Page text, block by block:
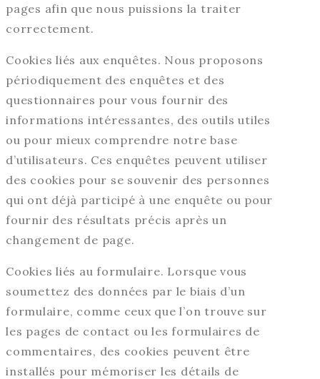
pages afin que nous puissions la traiter
correctement.
Cookies liés aux enquêtes. Nous proposons
périodiquement des enquêtes et des
questionnaires pour vous fournir des
informations intéressantes, des outils utiles
ou pour mieux comprendre notre base
d’utilisateurs. Ces enquêtes peuvent utiliser
des cookies pour se souvenir des personnes
qui ont déjà participé à une enquête ou pour
fournir des résultats précis après un
changement de page.
Cookies liés au formulaire. Lorsque vous
soumettez des données par le biais d’un
formulaire, comme ceux que l’on trouve sur
les pages de contact ou les formulaires de
commentaires, des cookies peuvent être
installés pour mémoriser les détails de